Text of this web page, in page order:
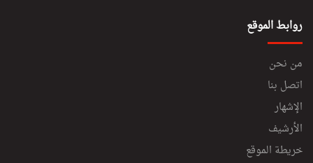
روابط الموقع
من نحن
اتصل بنا
الإشهار
الأرشيف
خريطة الموقع